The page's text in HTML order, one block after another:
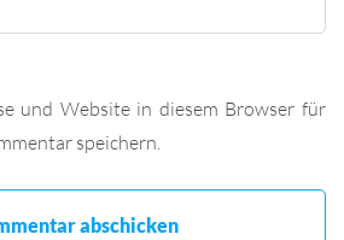
und Website in diesem Browser für
speichern.